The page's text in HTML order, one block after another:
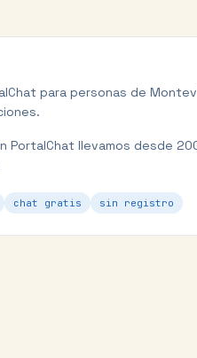
para personas de
PortalChat llevamos desde
chat gratis sin registro